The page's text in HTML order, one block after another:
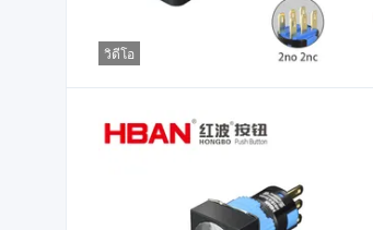
วิดีโอ